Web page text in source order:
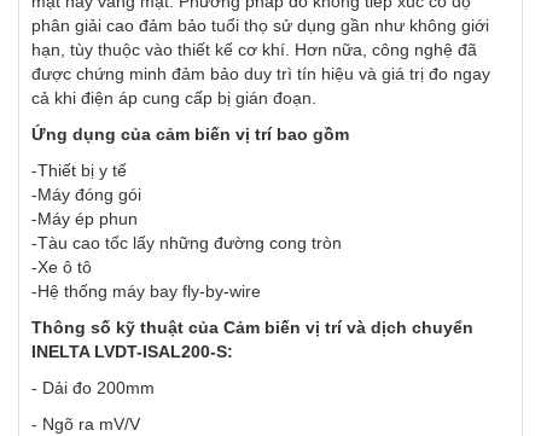
phân giải cao đảm bảo tuổi thọ sử dụng gần như không giới
hạn, tùy thuộc vào thiết kế cơ khí. Hơn nữa, công nghệ đã
được chứng minh đảm bảo duy trì tín hiệu và giá trị đo ngay
cả khi điện áp cung cấp bị gián đoạn.
Ứng dụng của cảm biến vị trí bao gồm
-Thiết bị y tế
-Máy đóng gói
-Máy ép phun
-Tàu cao tốc lấy những đường cong tròn
-Xe ô tô
-Hệ thống máy bay fly-by-wire
Thông số kỹ thuật của Cảm biến vị trí và dịch chuyển
INELTA LVDT-ISAL200-S:
- Dải đo 200mm
- Ngõ ra mV/V